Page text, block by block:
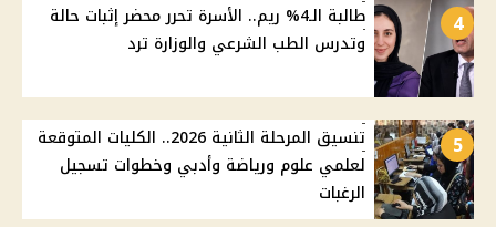
4
طالبة الـ4% ريم.. الأسرة تحرر محضر إثبات حالة
وتدرس الطب الشرعي والوزارة ترد
5
تنسيق المرحلة الثانية 2026.. الكليات المتوقعة
لعلمي علوم ورياضة وأدبي وخطوات تسجيل
الرغبات